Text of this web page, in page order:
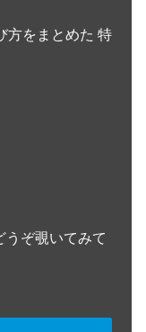
方をまとめた 特
うぞ覗いてみて